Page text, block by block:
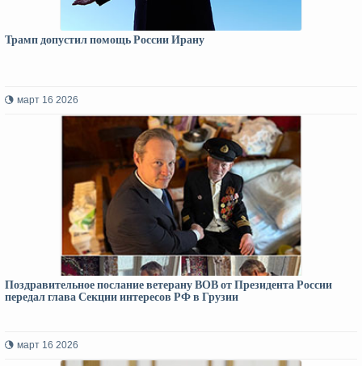
Трамп допустил помощь России Ирану
март 16 2026
Поздравительное послание ветерану ВОВ от Президента России
передал глава Секции интересов РФ в Грузии
март 16 2026